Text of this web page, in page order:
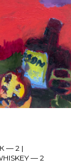
— 2 |
— 2